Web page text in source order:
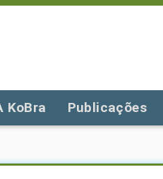
KoBra Publicações